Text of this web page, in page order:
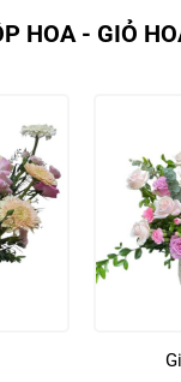
HOA - GIỎ